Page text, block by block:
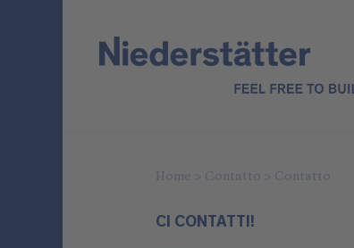
CI CONTATTI!
Home > Contatto > Contatto